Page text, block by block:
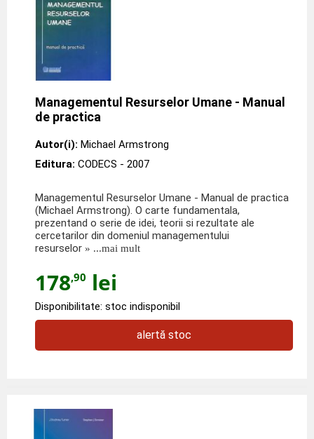
Managementul Resurselor Umane - Manual
de practica
Autor(i): Michael Armstrong
Editura: CODECS - 2007
Managementul Resurselor Umane - Manual de practica
(Michael Armstrong). O carte fundamentala,
prezentand o serie de idei, teorii si rezultate ale
cercetarilor din domeniul managementului
resurselor » ...mai mult
178,90 lei
Disponibilitate: stoc indisponibil
alertă stoc